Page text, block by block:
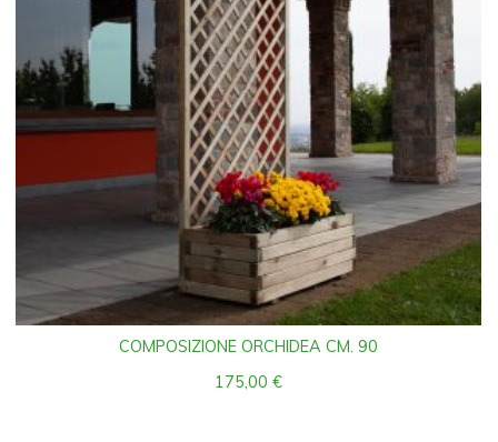
COMPOSIZIONE ORCHIDEA CM. 90
175,00€